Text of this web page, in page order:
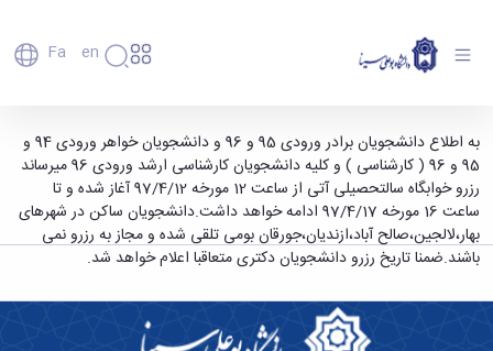
Fa En
دانشگاه
تاریخچه
و
معرفی
برنامه
راهبردی
دانشگاه
نقشه
اعضای
هیأت
علمی
کارکنان
دانشجویان
فارغ
التحصیلان
پردیسارتباط
آغاز رزرو خوابگاه سالتحصیلی 97/98 از مورخه
97/4/12 - دانشگاه بوعلی سینا همدان
به اطلاع دانشجویان برادر ورودی 95 و 96 و دانشجویان خواهر ورودی 94 و
95 و 96 ( کارشناسی ) و کلیه دانشجویان کارشناسی ارشد ورودی 96 میرساند
رزرو خوابگاه سالتحصیلی آتی از ساعت 12 مورخه 97/4/12 آغاز شده و تا
ساعت 16 مورخه 97/4/17 ادامه خواهد داشت.دانشجویان ساکن در شهرهای
بهار،لالجین،صالح آباد،ازندیان،جورقان بومی تلقی شده و مجاز به رزرو نمی
باشند.ضمنا تاریخ رزرو دانشجویان دکتری متعاقبا اعلام خواهد شد.